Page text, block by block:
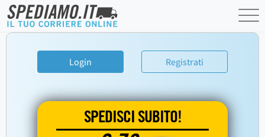
Login Registrati
SPEDISCI SUBITO!